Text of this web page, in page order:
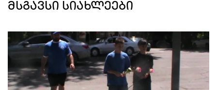
მსგავსი სიახლეები